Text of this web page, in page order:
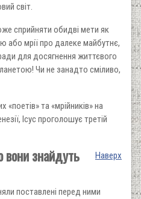
світ.
сприйняти обидві мети як
або мрії про далеке майбутнє,
для досягнення життєвого
Чи не занадто сміливо,
та «мрійників» на
Ісус проголошує третій
Наверх
вони знайдуть
поставлені перед ними